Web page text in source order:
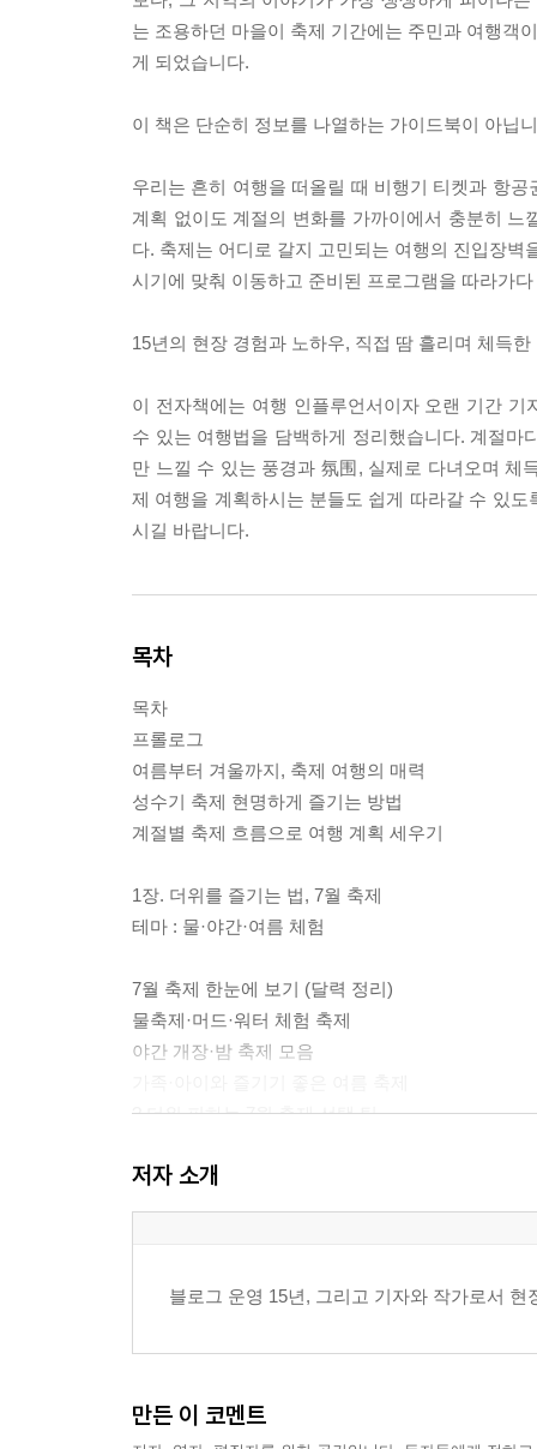
는 조용하던 마을이 축제 기간에는 주민과 여행객
게 되었습니다.
이 책은 단순히 정보를 나열하는 가이드북이 아닙
우리는 흔히 여행을 떠올릴 때 비행기 티켓과 항
계획 없이도 계절의 변화를 가까이에서 충분히
다. 축제는 어디로 갈지 고민되는 여행의 진입장
시기에 맞춰 이동하고 준비된 프로그램을 따라가
15년의 현장 경험과 노하우, 직접 땀 흘리며 체득
이 전자책에는 여행 인플루언서이자 오랜 기간
수 있는 여행법을 담백하게 정리했습니다. 계절
만 느낄 수 있는 풍경과 氛围, 실제로 다녀오며 체
제 여행을 계획하시는 분들도 쉽게 따라갈 수 있
시길 바랍니다.
목차
목차
프롤로그
여름부터 겨울까지, 축제 여행의 매력
성수기 축제 현명하게 즐기는 방법
계절별 축제 흐름으로 여행 계획 세우기
1장. 더위를 즐기는 법, 7월 축제
테마 : 물·야간·여름 체험
7월 축제 한눈에 보기 (달력 정리)
물축제·머드·워터 체험 축제
야간 개장·밤 축제 모음
? 더위 피하는 7월 축제 선택 팁
2장. 가장 뜨거운 여행 시즌, 8월 축제
8월 축제 달력
? 성수기 피해서 즐기는 방법
저자 소개
블로그 운영 15년, 그리고 기자와 작가로서
만든 이 코멘트